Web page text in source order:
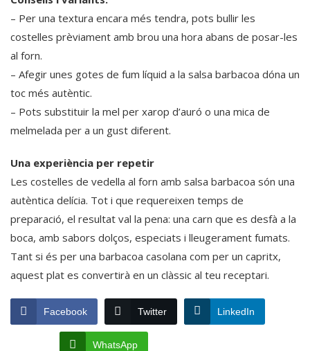
– Per una textura encara més tendra, pots bullir les
costelles prèviament amb brou una hora abans de posar-les
al forn.
– Afegir unes gotes de fum líquid a la salsa barbacoa dóna un
toc més autèntic.
– Pots substituir la mel per xarop d’auró o una mica de
melmelada per a un gust diferent.
Una experiència per repetir
Les costelles de vedella al forn amb salsa barbacoa són una
autèntica delícia. Tot i que requereixen temps de
preparació, el resultat val la pena: una carn que es desfà a la
boca, amb sabors dolços, especiats i lleugerament fumats.
Tant si és per una barbacoa casolana com per un capritx,
aquest plat es convertirà en un clàssic al teu receptari.
Facebook Twitter LinkedIn
WhatsApp